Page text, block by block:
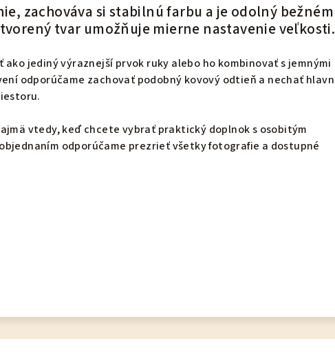
zachováva si stabilnú farbu a je odolný
tvar umožňuje mierne nastavenie veľkosti.
ako jediný výraznejší prvok ruky alebo ho kombinovať s jemnými
odporúčame zachovať podobný kovový odtieň a nechať
vtedy, keď chcete vybrať praktický doplnok s osobitým
odporúčame prezrieť všetky fotografie a dostupné